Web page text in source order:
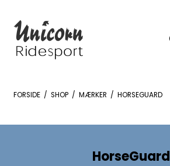
FORSIDE / SHOP / MÆRKER / HORSEGUARD
HorseGuard